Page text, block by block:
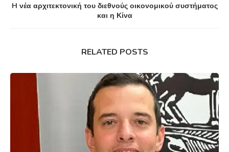
H νέα αρχιτεκτονική του διεθνούς οικονομικού συστήματος
και η Κίνα
RELATED POSTS